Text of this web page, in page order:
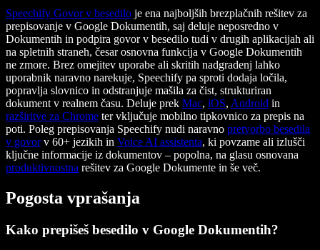
Speechify Govor v besedilo je ena najboljših brezplačnih rešitev za
prepisovanje v Google Dokumentih, saj deluje neposredno v
Dokumentih in podpira govor v besedilo tudi v drugih aplikacijah ali
na spletnih straneh, česar osnovna funkcija v Google Dokumentih
ne zmore. Brez omejitev uporabe ali skritih nadgradenj lahko
uporabnik naravno narekuje, Speechify pa sproti dodaja ločila,
popravlja slovnico in odstranjuje mašila za čist, strukturiran
dokument v realnem času. Deluje prek Mac, iOS, Android in
razširitve za Chrome ter vključuje mobilno tipkovnico za prepis na
poti. Poleg prepisovanja Speechify nudi naravno pretvorbo besedila
v govorv 60+ jezikih in Voice AI assistenta, ki povzame ali izlušči
ključne informacije iz dokumentov – popolna, na glasu osnovana
produktivnostna rešitev za Google Dokumente in še več.
Pogosta vprašanja
Kako prepišeš besedilo v Google Dokumentih?